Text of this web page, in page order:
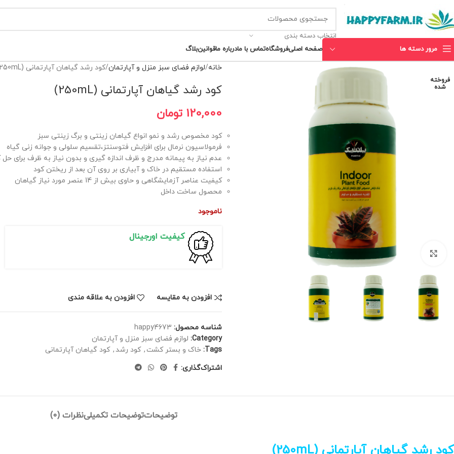
انتخاب دسته بندی
مرور دسته ها صفحه اصلیفروشگاهتماس با مادرباره ماقوانینبلاگ
فروخته
شده
برای بزرگنمایی کلیک کنید
خانه لوازم فضای سبز منزل و آپارتمان کود رشد گیاهان آپارتمانی (250mL)
کود رشد گیاهان آپارتمانی (250mL)
120,000 تومان
کود مخصوص رشد و نمو انواع گیاهان زینتی و برگ زینتی سبز
فرمولاسیون نرمال برای افزایش فتوسنتز،تقسیم سلولی و جوانه زنی گیاه
عدم نیاز به پیمانه مدرج و ظرف اندازه گیری و بدون نیاز به ظرف برای حل
استفاده مستقیم در خاک و آبیاری بر روی آن بعد از ریختن کود
کیفیت عناصر آزمایشگاهی و حاوی بیش از 14 عنصر مورد نیاز گیاهان
محصول ساخت داخل
ناموجود
کیفیت اورجینال
افزودن به مقایسه افزودن به علاقه مندی
شناسه محصول: happy4673
Category: لوازم فضای سبز منزل و آپارتمان
Tags: خاک و بستر کشت , کود رشد, کود گیاهان آپارتمانی
اشتراک‌گذاری:
توضیحاتتوضیحات تکمیلینظرات (0)
کود رشد گیاهان آپارتمانی (250mL)